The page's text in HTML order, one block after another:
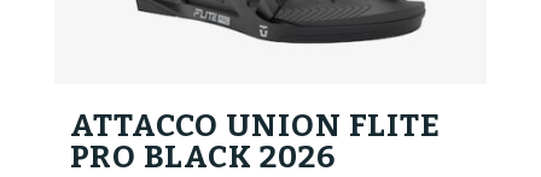
ATTACCO UNION FLITE
PRO BLACK 2026